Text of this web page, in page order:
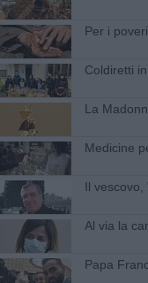
Per i
​Coldiretti
La
Medicine
Il vescovo,
Al via la
Papa